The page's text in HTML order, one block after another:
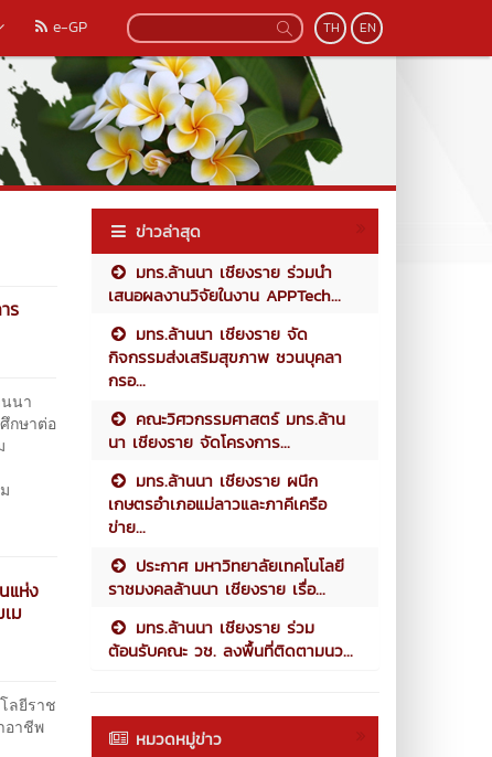
e-GP TH EN
ร
นา
กษาต่อ
แห่ง
ม
ลยีราช
อาชีพ
ข่าวล่าสุด
มทร.ล้านนา เชียงราย ร่วมนำ
เสนอผลงานวิจัยในงาน APPTech...
มทร.ล้านนา เชียงราย จัด
กิจกรรมส่งเสริมสุขภาพ ชวนบุคลา
กรอ...
คณะวิศวกรรมศาสตร์ มทร.ล้าน
นา เชียงราย จัดโครงการ...
มทร.ล้านนา เชียงราย ผนึก
เกษตรอำเภอแม่ลาวและภาคีเครือ
ข่าย...
ประกาศ มหาวิทยาลัยเทคโนโลยี
ราชมงคลล้านนา เชียงราย เรื่อ...
มทร.ล้านนา เชียงราย ร่วม
ต้อนรับคณะ วช. ลงพื้นที่ติดตามนว...
หมวดหมู่ข่าว